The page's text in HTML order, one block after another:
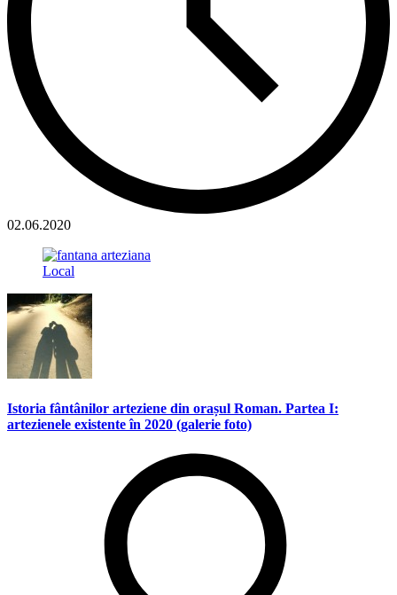
02.06.2020
Local
Istoria fântânilor arteziene din orașul Roman. Partea I:
artezienele existente în 2020 (galerie foto)